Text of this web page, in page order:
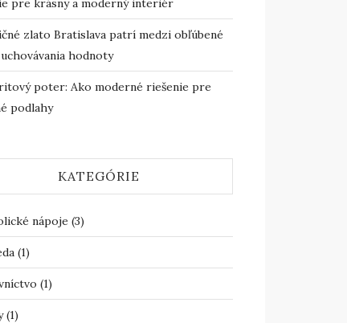
pre krásny a moderný interiér
zlato Bratislava patrí medzi obľúbené
hodnoty
poter: Ako moderné riešenie pre
podlahy
KATEGÓRIE
nápoje (3)
(1)
(1)
(1)